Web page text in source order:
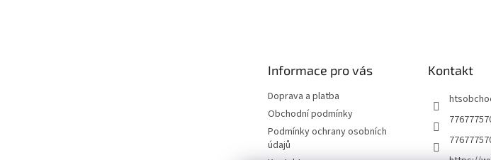
Informace pro vás
Doprava a platba
Obchodní podmínky
Podmínky ochrany osobních
údajů
Kontakt